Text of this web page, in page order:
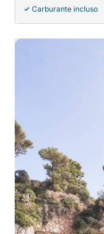
Carburante incluso